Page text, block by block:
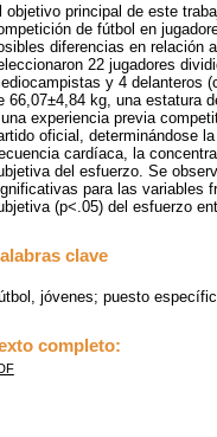
objetivo principal de este
de fútbol en
diferencias en relación
22 jugadores
y 4 delanteros
66,07±4,84 kg, una estatura
experiencia previa
oficial, determinándose
cardíaca, la
del esfuerzo. Se
para las variables
(p<.05) del esfuerzo
clave
jóvenes; puesto
completo: